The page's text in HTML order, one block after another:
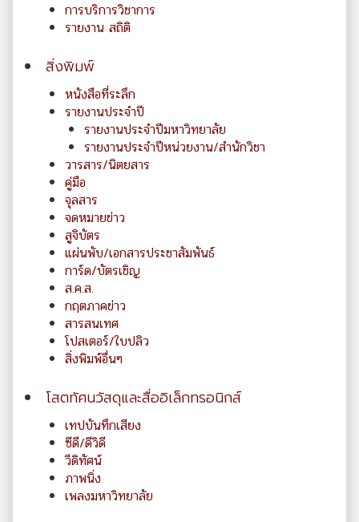
การบริการวิชาการ
รายงาน สถิติ
สิ่งพิมพ์
หนังสือที่ระลึก
รายงานประจำปี
รายงานประจำปีมหาวิทยาลัย
รายงานประจำปีหน่วยงาน/สำนักวิชา
วารสาร/นิตยสาร
คู่มือ
จุลสาร
จดหมายข่าว
สูจิบัตร
แผ่นพับ/เอกสารประชาสัมพันธ์
การ์ด/บัตรเชิญ
ส.ค.ส.
กฤตภาคข่าว
สารสนเทศ
โปสเตอร์/ใบปลิว
สิ่งพิมพ์อื่นๆ
โสตทัศนวัสดุและสื่ออิเล็กทรอนิกส์
เทปบันทึกเสียง
ซีดี/ดีวิดี
วีดิทัศน์
ภาพนิ่ง
เพลงมหาวิทยาลัย